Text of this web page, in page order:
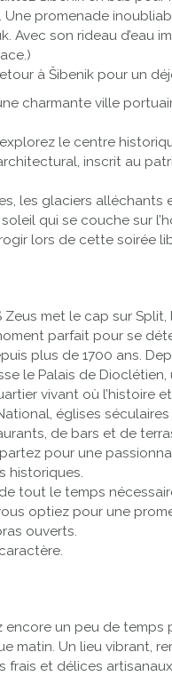
promenade
Avec son rideau d’eau
à Šibenik pour un
charmante ville
le centre
inscrit au
les glaciers
qui se couche sur
lors de cette soirée
met le cap sur
parfait pour se
plus de 1700 ans.
le Palais de
vivant où l’histoire
églises
de bars et de
pour une
historiques.
tout le temps
optiez pour une
ouverts.
un peu de
matin. Un lieu vibrant,
frais et délices